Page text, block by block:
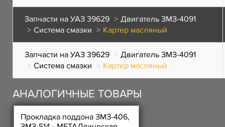
Запчасти на УАЗ 39629
Двигатель ЗМЗ-4091
Система смазки
Картер масляный
Запчасти на УАЗ 39629
Двигатель ЗМЗ-4091
Система смазки
Картер масляный
АНАЛОГИЧНЫЕ ТОВАРЫ
Прокладка поддона ЗМЗ-406,